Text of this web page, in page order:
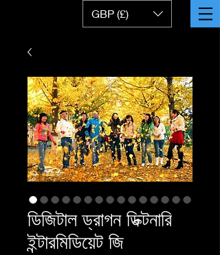
GBP (£)
ডিজিটাল ড্রাগন ডিক্টনারি
ইন্টারমিডিয়েট জি